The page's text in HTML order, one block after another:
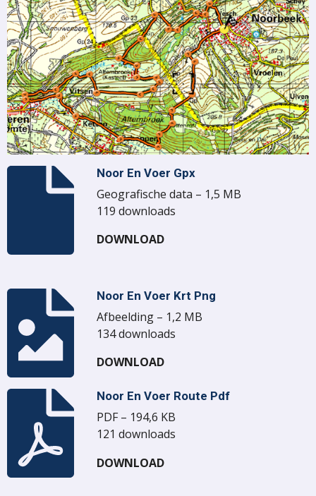
Noor En Voer Gpx
Geografische data – 1,5 MB
119 downloads
DOWNLOAD
Noor En Voer Krt Png
Afbeelding – 1,2 MB
134 downloads
DOWNLOAD
Noor En Voer Route Pdf
PDF – 194,6 KB
121 downloads
DOWNLOAD